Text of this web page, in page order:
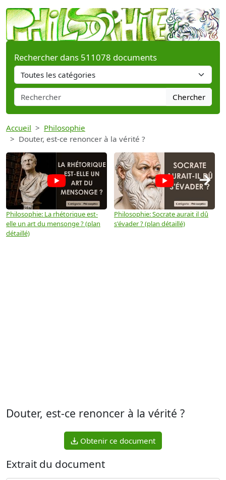
Rechercher dans 511078 documents
Chercher
Accueil
Philosophie
Douter, est-ce renoncer à la vérité ?
Philosophie: La rhétorique est-
elle un art du mensonge ? (plan
détaillé)
Philosophie: Socrate aurait il dû
s'évader ? (plan détaillé)
→
Douter, est-ce renoncer à la vérité ?
Obtenir ce document
Extrait du document